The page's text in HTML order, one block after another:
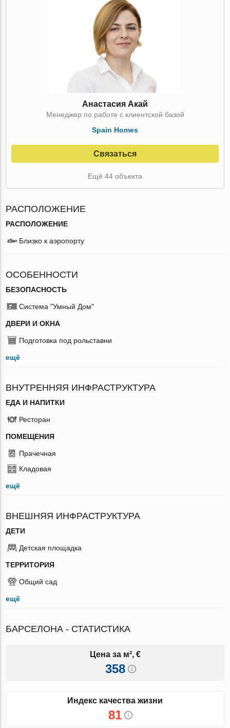
Анастасия Акай
Менеджер по работе с клиентской базой
Spain Homes
Связаться
Ещё 44 объекта
РАСПОЛОЖЕНИЕ
РАСПОЛОЖЕНИЕ
Близко к аэропорту
ОСОБЕННОСТИ
БЕЗОПАСНОСТЬ
Система "Умный Дом"
ДВЕРИ И ОКНА
Подготовка под рольставни
ещё
ВНУТРЕННЯЯ ИНФРАСТРУКТУРА
ЕДА И НАПИТКИ
Ресторан
ПОМЕЩЕНИЯ
Прачечная
Кладовая
ещё
ВНЕШНЯЯ ИНФРАСТРУКТУРА
ДЕТИ
Детская площадка
ТЕРРИТОРИЯ
Общий сад
ещё
БАРСЕЛОНА - СТАТИСТИКА
Цена за м², €
358
Индекс качества жизни
81